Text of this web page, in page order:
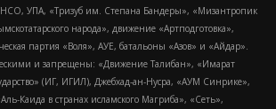
УПА, «Тризуб им. Степана Бандеры», «Мизантропик
народа», движение «Артподготовка»,
партия «Воля», АУЕ, батальоны «Азов» и «Айдар».
и запрещены: «Движение Талибан», «Имарат
(ИГ, ИГИЛ), Джебхад-ан-Нусра, «АУМ Синрике»,
Каида в странах исламского Магриба», «Сеть»,